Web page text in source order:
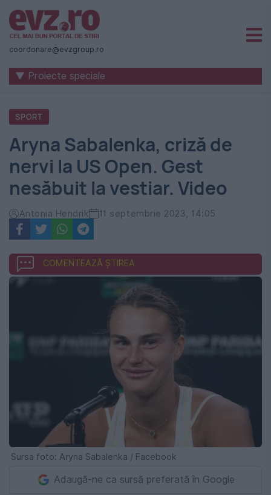
Știri
naționale
internaționale
România
-
Evenimentul
Zilei
coordonare@evzgroup.ro
▼ Proiecte speciale
SPORT
Aryna Sabalenka, criză de
nervi la US Open. Gest
nesăbuit la vestiar. Video
Antonia Hendrik 11 septembrie 2023, 14:05
COMENTEAZĂ ȘTIREA
Sursa foto: Aryna Sabalenka / Facebook
Adaugă-ne ca sursă preferată în Google